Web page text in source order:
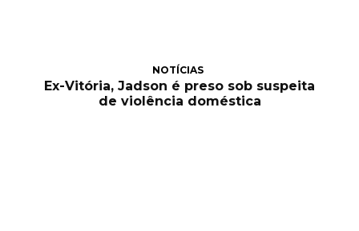
NOTÍCIAS
Ex-Vitória, Jadson é preso sob suspeita
de violência doméstica